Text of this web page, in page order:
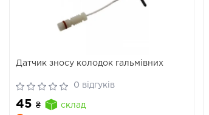
Датчик зносу колодок гальмівних
0 відгуків
45 ₴
склад